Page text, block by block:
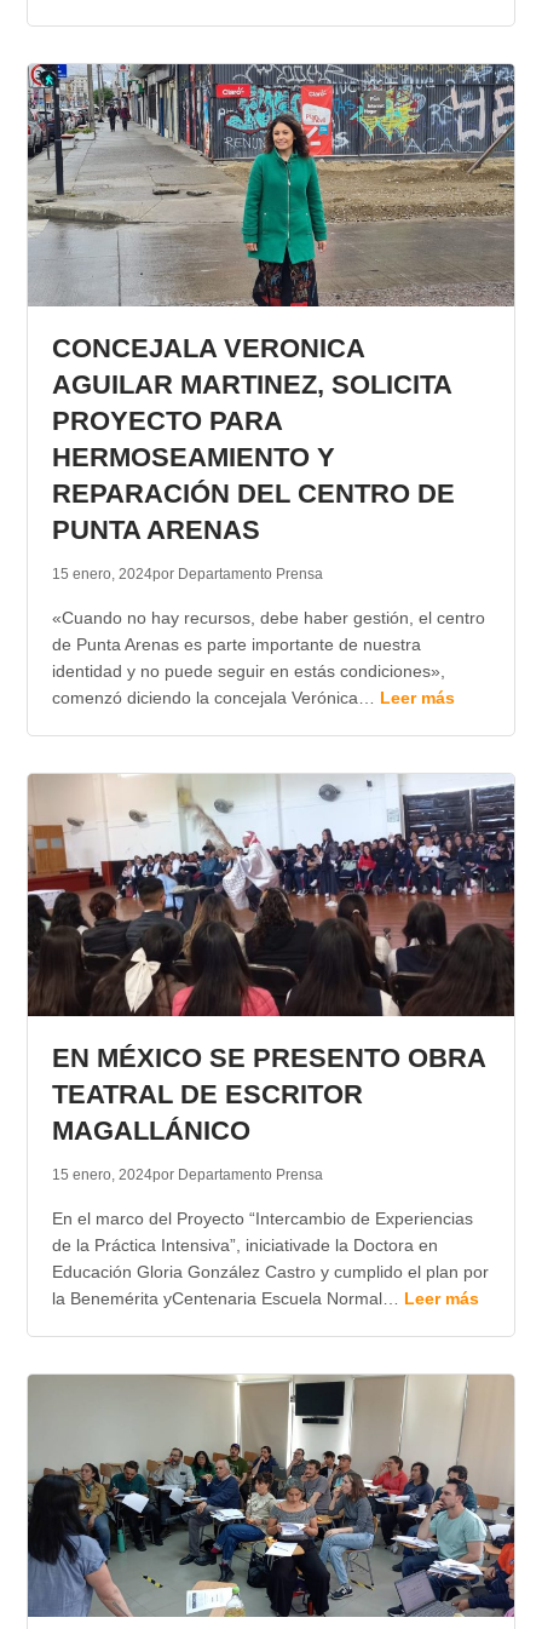
CONCEJALA VERONICA
AGUILAR MARTINEZ, SOLICITA
PROYECTO PARA
HERMOSEAMIENTO Y
REPARACIÓN DEL CENTRO DE
PUNTA ARENAS
15 enero, 2024por Departamento Prensa
«Cuando no hay recursos, debe haber gestión, el centro
de Punta Arenas es parte importante de nuestra
identidad y no puede seguir en estás condiciones»,
comenzó diciendo la concejala Verónica… Leer más
EN MÉXICO SE PRESENTO OBRA
TEATRAL DE ESCRITOR
MAGALLÁNICO
15 enero, 2024por Departamento Prensa
En el marco del Proyecto “Intercambio de Experiencias
de la Práctica Intensiva”, iniciativade la Doctora en
Educación Gloria González Castro y cumplido el plan por
la Benemérita yCentenaria Escuela Normal… Leer más